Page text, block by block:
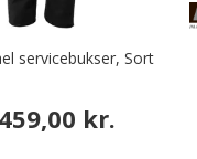
servicebukser, Sort
459,00 kr.